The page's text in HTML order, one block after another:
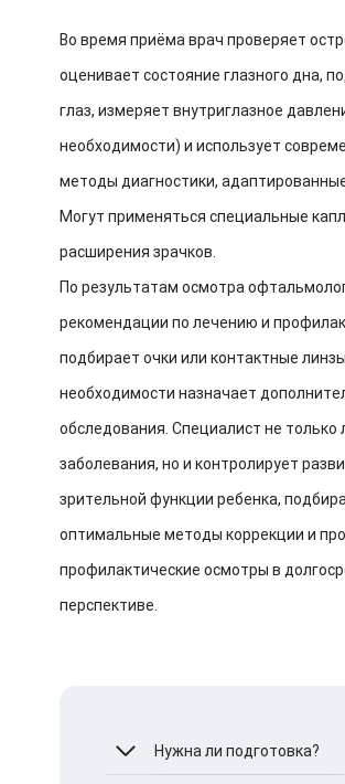
Во время приёма врач проверяет
оценивает состояние глазного дна,
глаз, измеряет внутриглазное
необходимости) и использует
методы диагностики,
Могут применяться специальные
расширения зрачков.
По результатам осмотра
рекомендации по лечению и
подбирает очки или контактные
необходимости назначает
обследования. Специалист не только
заболевания, но и контролирует
зрительной функции ребенка,
оптимальные методы коррекции и
профилактические осмотры в
перспективе.
Нужна ли подготовка?